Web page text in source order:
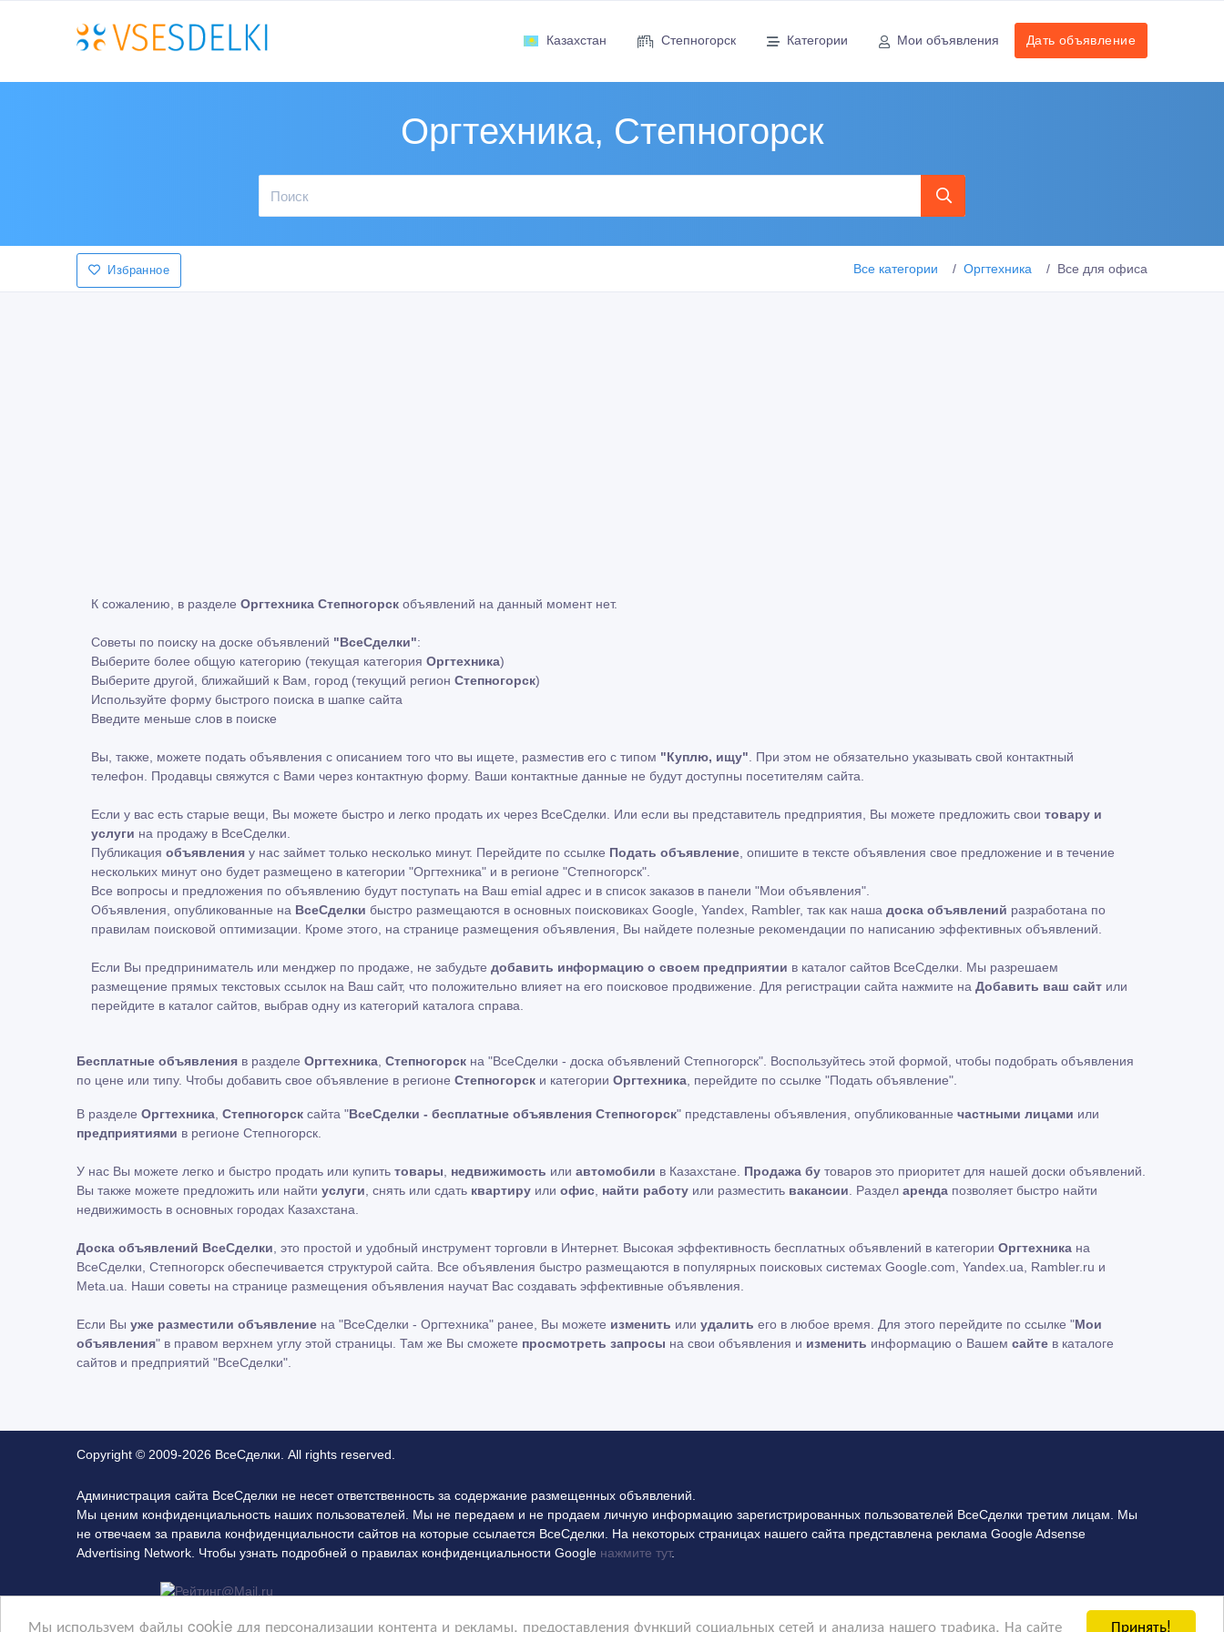
Принять!
Мы используем файлы cookie для персонализации контента и рекламы, предоставления функций социальных сетей и анализа нашего трафика. На сайте
Казахстан Степногорск Категории Мои объявления Дать объявление
Оргтехника, Степногорск
Избранное Все категории Оргтехника Все для офиса
К сожалению, в разделе Оргтехника Степногорск объявлений на данный момент нет.
Советы по поиску на доске объявлений "ВсеСделки":
Выберите более общую категорию (текущая категория Оргтехника)
Выберите другой, ближайший к Вам, город (текущий регион Степногорск)
Используйте форму быстрого поиска в шапке сайта
Введите меньше слов в поиске
Вы, также, можете подать объявления с описанием того что вы ищете, разместив его с типом "Куплю, ищу". При этом не обязательно указывать свой контактный
телефон. Продавцы свяжутся с Вами через контактную форму. Ваши контактные данные не будут доступны посетителям сайта.
Если у вас есть старые вещи, Вы можете быстро и легко продать их через ВсеСделки. Или если вы представитель предприятия, Вы можете предложить свои товару и
услуги на продажу в ВсеСделки.
Публикация объявления у нас займет только несколько минут. Перейдите по ссылке Подать объявление, опишите в тексте объявления свое предложение и в течение
нескольких минут оно будет размещено в категории "Оргтехника" и в регионе "Степногорск".
Все вопросы и предложения по объявлению будут поступать на Ваш emial адрес и в список заказов в панели "Мои объявления".
Объявления, опубликованные на ВсеСделки быстро размещаются в основных поисковиках Google, Yandex, Rambler, так как наша доска объявлений разработана по
правилам поисковой оптимизации. Кроме этого, на странице размещения объявления, Вы найдете полезные рекомендации по написанию эффективных объявлений.
Если Вы предприниматель или менджер по продаже, не забудьте добавить информацию о своем предприятии в каталог сайтов ВсеСделки. Мы разрешаем
размещение прямых текстовых ссылок на Ваш сайт, что положительно влияет на его поисковое продвижение. Для регистрации сайта нажмите на Добавить ваш сайт или
перейдите в каталог сайтов, выбрав одну из категорий каталога справа.
Бесплатные объявления в разделе Оргтехника, Степногорск на "ВсеСделки - доска объявлений Степногорск". Воспользуйтесь этой формой, чтобы подобрать объявления
по цене или типу. Чтобы добавить свое объявление в регионе Степногорск и категории Оргтехника, перейдите по ссылке "Подать объявление".
В разделе Оргтехника, Степногорск сайта "ВсеСделки - бесплатные объявления Степногорск" представлены объявления, опубликованные частными лицами или
предприятиями в регионе Степногорск.
У нас Вы можете легко и быстро продать или купить товары, недвижимость или автомобили в Казахстане. Продажа бу товаров это приоритет для нашей доски объявлений.
Вы также можете предложить или найти услуги, снять или сдать квартиру или офис, найти работу или разместить вакансии. Раздел аренда позволяет быстро найти
недвижимость в основных городах Казахстана.
Доска объявлений ВсеСделки, это простой и удобный инструмент торговли в Интернет. Высокая эффективность бесплатных объявлений в категории Оргтехника на
ВсеСделки, Степногорск обеспечивается структурой сайта. Все объявления быстро размещаются в популярных поисковых системах Google.com, Yandex.ua, Rambler.ru и
Meta.ua. Наши советы на странице размещения объявления научат Вас создавать эффективные объявления.
Если Вы уже разместили объявление на "ВсеСделки - Оргтехника" ранее, Вы можете изменить или удалить его в любое время. Для этого перейдите по ссылке "Мои
объявления" в правом верхнем углу этой страницы. Там же Вы сможете просмотреть запросы на свои объявления и изменить информацию о Вашем сайте в каталоге
сайтов и предприятий "ВсеСделки".
Copyright © 2009-2026 ВсеСделки. All rights reserved.
Администрация сайта ВсеСделки не несет ответственность за содержание размещенных объявлений.
Мы ценим конфиденциальность наших пользователей. Мы не передаем и не продаем личную информацию зарегистрированных пользователей ВсеСделки третим лицам. Мы
не отвечаем за правила конфиденциальности сайтов на которые ссылается ВсеСделки. На некоторых страницах нашего сайта представлена реклама Google Adsense
Advertising Network. Чтобы узнать подробней о правилах конфиденциальности Google нажмите тут.